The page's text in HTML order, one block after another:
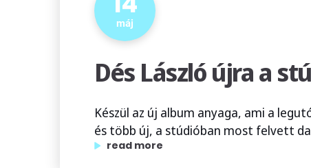
máj
Dés László újra a
Készül az új album anyaga, ami a
és több új, a stúdióban most felvett
read more
„dés lászló újra a stúdióban dolgozik!”